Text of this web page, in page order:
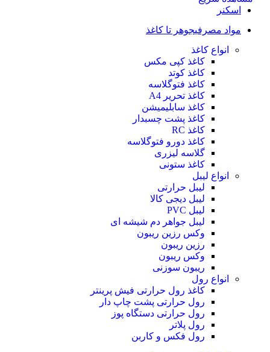
اسکنر
مواد مصرفیجوهر تا کاغذ
انواع کاغذ
کاغذ کپی مکس
کاغذ کوتد
کاغذ فتوگلاسه
کاغذ تحریر A4
کاغذ سابلیمیشن
کاغذ پشت چسبدار
کاغذ RC
کاغذ دورو فتوگلاسه
گلاسه لیزری
کاغذ ستونی
انواع لیبل
لیبل حرارتی
لیبل دیجی کالا
لیبل PVC
لیبل جواهر دم شیشه ای
وکس رزین ریبون
رزین ریبون
وکس ریبون
ریبون سوزنی
انواع رول
کاغذ رول حرارتی فیش پرینتر
رول حرارتی پشت چاپ دار
رول حرارتی دستگاه پوز
رول پلاتر
رول فکس و کاربن